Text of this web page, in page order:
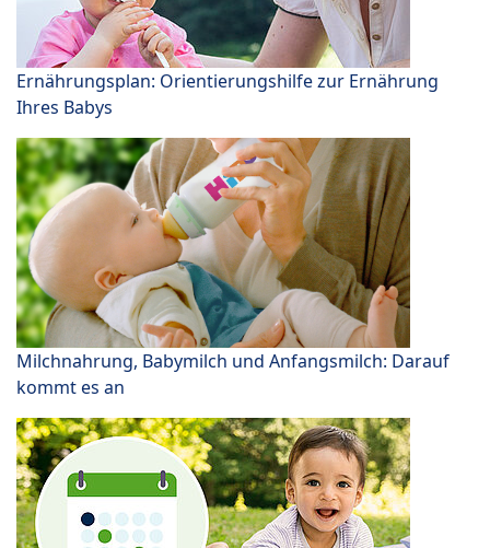
Ernährungsplan: Orientierungshilfe zur Ernährung
Ihres Babys
Milchnahrung, Babymilch und Anfangsmilch: Darauf
kommt es an